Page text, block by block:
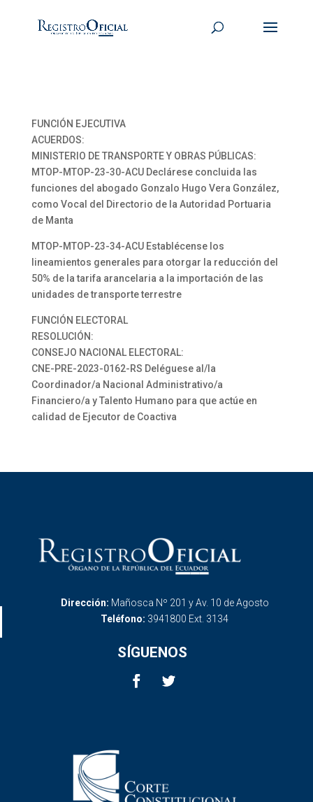
FUNCIÓN EJECUTIVA
ACUERDOS:
MINISTERIO DE TRANSPORTE Y OBRAS PÚBLICAS:
MTOP-MTOP-23-30-ACU Declárese concluida las
funciones del abogado Gonzalo Hugo Vera González,
como Vocal del Directorio de la Autoridad Portuaria
de Manta
MTOP-MTOP-23-34-ACU Establécense los
lineamientos generales para otorgar la reducción del
50% de la tarifa arancelaria a la importación de las
unidades de transporte terrestre
FUNCIÓN ELECTORAL
RESOLUCIÓN:
CONSEJO NACIONAL ELECTORAL:
CNE-PRE-2023-0162-RS Deléguese al/la
Coordinador/a Nacional Administrativo/a
Financiero/a y Talento Humano para que actúe en
calidad de Ejecutor de Coactiva
Dirección: Mañosca Nº 201 y Av. 10 de Agosto
Teléfono: 3941800 Ext. 3134
SÍGUENOS